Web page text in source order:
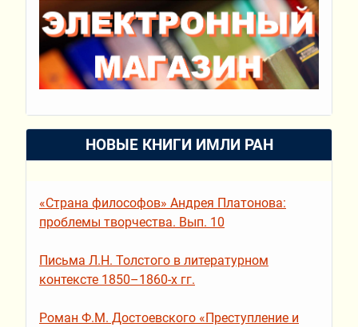
НОВЫЕ КНИГИ ИМЛИ РАН
«Страна философов» Андрея Платонова:
проблемы творчества. Вып. 10
Письма Л.Н. Толстого в литературном
контексте 1850–1860-х гг.
Роман Ф.М. Достоевского «Преступление и